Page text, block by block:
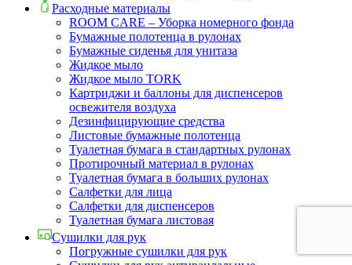
Расходные материалы
ROOM CARE – Уборка номерного фонда
Бумажные полотенца в рулонах
Бумажные сиденья для унитаза
Жидкое мыло
Жидкое мыло TORK
Картриджи и баллоны для диспенсеров
освежителя воздуха
Дезинфицирующие средства
Листовые бумажные полотенца
Туалетная бумага в стандартных рулонах
Протирочный материал в рулонах
Туалетная бумага в больших рулонах
Салфетки для лица
Салфетки для диспенсеров
Туалетная бумага листовая
Сушилки для рук
Погружные сушилки для рук